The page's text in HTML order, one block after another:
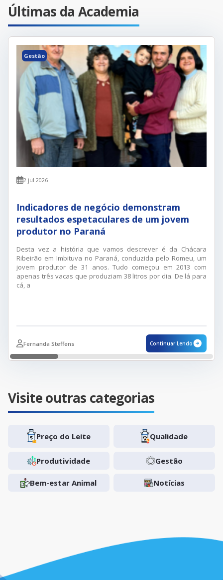
Últimas da Academia
Gestão
2 jul 2026
Indicadores de negócio demonstram
resultados espetaculares de um jovem
produtor no Paraná
Desta vez a história que vamos descrever é da Chácara
Ribeirão em Imbituva no Paraná, conduzida pelo Romeu, um
jovem produtor de 31 anos. Tudo começou em 2013 com
apenas três vacas que produziam 38 litros por dia. De lá para
cá, a
Fernanda Steffens Continuar Lendo
Visite outras categorias
Preço do Leite Qualidade
Produtividade Gestão
Bem-estar Animal Notícias